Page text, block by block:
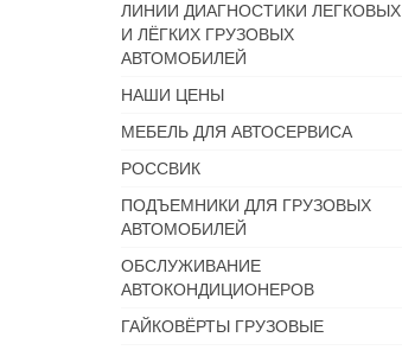
ЛИНИИ ДИАГНОСТИКИ ЛЕГКОВЫХ
И ЛЁГКИХ ГРУЗОВЫХ
АВТОМОБИЛЕЙ
НАШИ ЦЕНЫ
МЕБЕЛЬ ДЛЯ АВТОСЕРВИСА
РОССВИК
ПОДЪЕМНИКИ ДЛЯ ГРУЗОВЫХ
АВТОМОБИЛЕЙ
ОБСЛУЖИВАНИЕ
АВТОКОНДИЦИОНЕРОВ
ГАЙКОВЁРТЫ ГРУЗОВЫЕ